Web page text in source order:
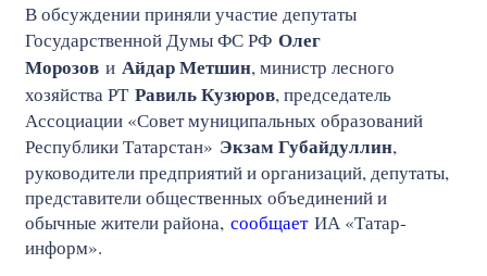
В обсуждении приняли участие депутаты
Государственной Думы ФС РФ Олег
Морозов и Айдар Метшин, министр лесного
хозяйства РТ Равиль Кузюров, председатель
Ассоциации «Совет муниципальных образований
Республики Татарстан» Экзам Губайдуллин,
руководители предприятий и организаций, депутаты,
представители общественных объединений и
обычные жители района, сообщаетИА «Татар-
информ».